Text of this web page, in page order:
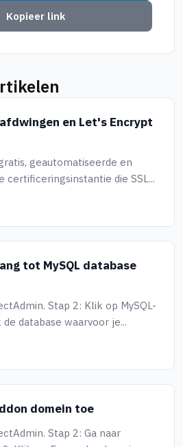
Kopieer link
en Let's Encrypt
geautomatiseerde en
certificeringsinstantie die SSL...
tot MySQL database
Stap 2: Klik op MySQL-
database waarvoor je...
domein toe
Stap 2: Ga naar